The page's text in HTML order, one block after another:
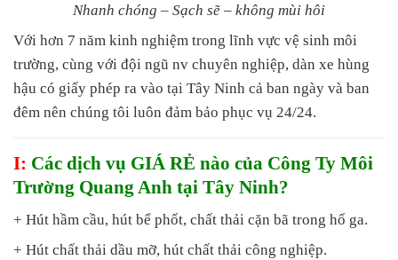
Nhanh chóng – Sạch sẽ – không mùi hôi
Với hơn 7 năm kinh nghiệm trong lĩnh vực vệ sinh môi
trường, cùng với đội ngũ nv chuyên nghiệp, dàn xe hùng
hậu có giấy phép ra vào tại Tây Ninh cả ban ngày và ban
đêm nên chúng tôi luôn đảm bảo phục vụ 24/24.
I: Các dịch vụ GIÁ RẺ nào của Công Ty Môi
Trường Quang Anh tại Tây Ninh?
+ Hút hầm cầu, hút bể phốt, chất thải cặn bã trong hố ga.
+ Hút chất thải dầu mỡ, hút chất thải công nghiệp.